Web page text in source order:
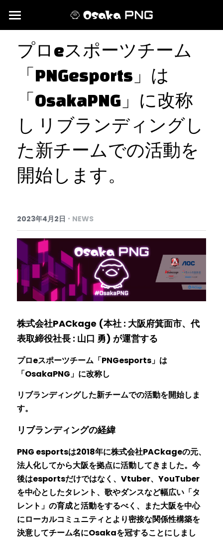
HOME
NEWS＆EVENTS
MEMBER
プロeスポーツチーム
「PNGesports」は
「OsakaPNG」に改称
し リブランディングし
た新チームでの活動を
開始します。
2023年4月2日 · NEWS
株式会社PACkage (本社 : 大阪府箕面市、代
表取締役社長 : 山口 勇) が運営する
プロeスポーツチーム「PNGesports」は
「OsakaPNG」に改称し
リブランディングした新チームでの活動を開始しま
す。
リブランディングの経緯
PNG esportsは2018年に株式会社PACkageの元、
法人化してから大阪を拠点に活動してきました。今
後はesportsだけではなく、Vtuber、YouTuber
を中心としたタレント、歌やダンスなど幅広い「タ
レント」の育成と活動をするべく、また大阪を中心
にローカルコミュニティとより密接な関係性構築を
決意してチーム名にOsakaを冠することにしまし